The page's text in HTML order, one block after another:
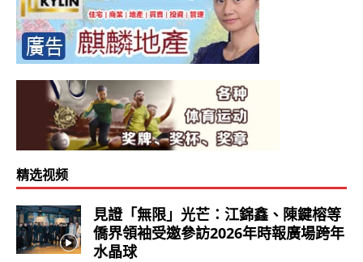
精选视频
見證「無限」光芒：江錦鑫、陳鍵榕等
僑界領袖受邀參訪2026年時報廣場跨年
水晶球